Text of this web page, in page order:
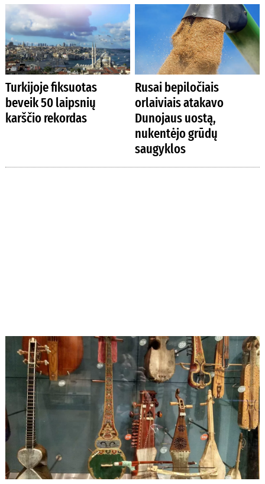
Turkijoje fiksuotas
beveik 50 laipsnių
karščio rekordas
Rusai bepiločiais
orlaiviais atakavo
Dunojaus uostą,
nukentėjo grūdų
saugyklos